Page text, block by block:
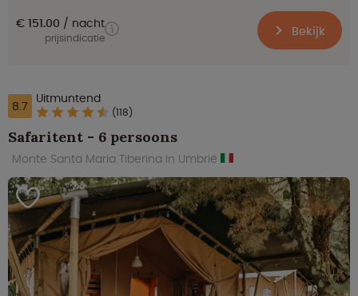
€ 151.00 nacht
prijsindicatie Bekijk
8.7 Uitmuntend
(118)
Safaritent - 6 persoons
Monte Santa Maria Tiberina in Umbrië